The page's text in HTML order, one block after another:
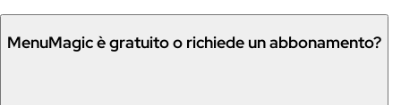
MenuMagic è gratuito o richiede un abbonamento?